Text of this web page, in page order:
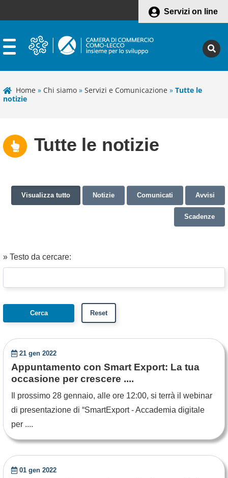
Servizi on line
Home » Chi siamo » Servizi e Comunicazione » Tutte le
notizie
Tutte le notizie
Visualizza tutto Notizie Comunicati Avvisi
Scadenze
» Testo da cercare:
21 gen 2022
Appuntamento con Smart Export: La tua
occasione per crescere ....
Il prossimo 28 gennaio, alle ore 12:00, si terrà il webinar
di presentazione di “SmartExport - Accademia digitale
per ....
01 gen 2022